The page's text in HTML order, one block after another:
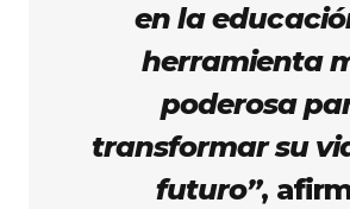
en la
herramienta
poderosa
transformar su
futuro”,